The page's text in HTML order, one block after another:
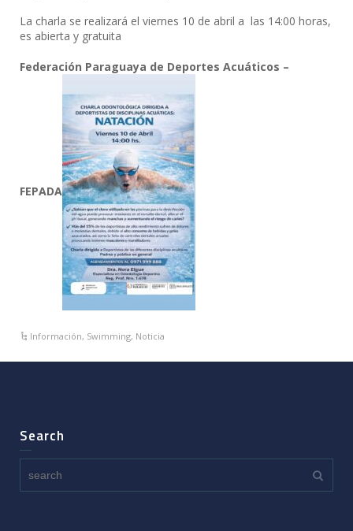
La charla se realizará el viernes 10 de abril a las 14:00 horas,
es abierta y gratuita
Federación Paraguaya de Deportes Acuáticos –
FEPADA
Información, Swimming, Noticia
Search